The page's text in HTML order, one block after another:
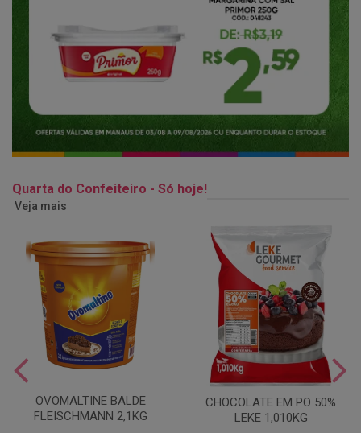
Quarta do Confeiteiro - Só hoje!
Veja mais
OVOMALTINE BALDE
FLEISCHMANN 2,1KG
CHOCOLATE EM PO 50%
LEKE 1,010KG